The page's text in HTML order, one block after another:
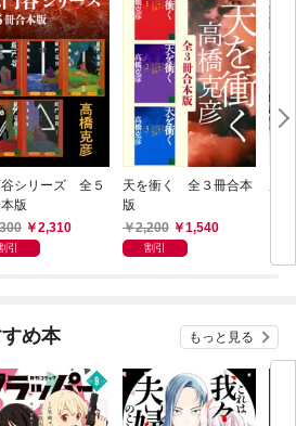
シリーズ 全５
版
2,310
引
天を衝く 全３冊合本
版
2,200
1,540
割引
め本 もっと見る